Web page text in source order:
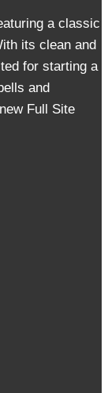
a classic
its clean and
for starting a
and
Full Site